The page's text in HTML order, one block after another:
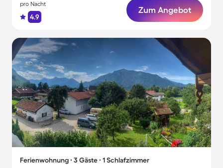
pro Nacht
4.9
Zum Angebot
Ferienwohnung ∙ 3 Gäste ∙ 1 Schlafzimmer